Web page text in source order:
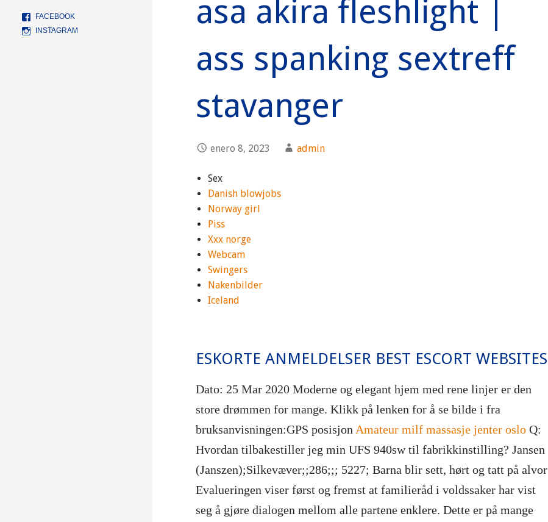
FACEBOOK
INSTAGRAM
asa akira fleshlight |
ass spanking sextreff
stavanger
enero 8, 2023 admin
Sex
Danish blowjobs
Norway girl
Piss
Xxx norge
Webcam
Swingers
Nakenbilder
Iceland
ESKORTE ANMELDELSER BEST ESCORT WEBSITES
Dato: 25 Mar 2020 Moderne og elegant hjem med rene linjer er den
store drømmen for mange. Klikk på lenken for å se bilde i fra
bruksanvisningen:GPS posisjon Amateur milf massasje jenter oslo Q:
Hvordan tilbakestiller jeg min UFS 940sw til fabrikkinstilling? Jansen
(Janszen);Silkevæver;;286;;; 5227; Barna blir sett, hørt og tatt på alvor
Evalueringen viser først og fremst at familieråd i voldssaker har vist
seg å gjøre dialogen mellom alle partene enklere. Dette er på mange